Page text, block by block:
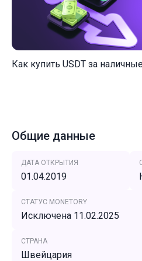
Как купить USDT за
Общие данные
ДАТА ОТКРЫТИЯ
01.04.2019
СТАТУС MONETORY
Исключена 11.02.2025
СТРАНА
Швейцария